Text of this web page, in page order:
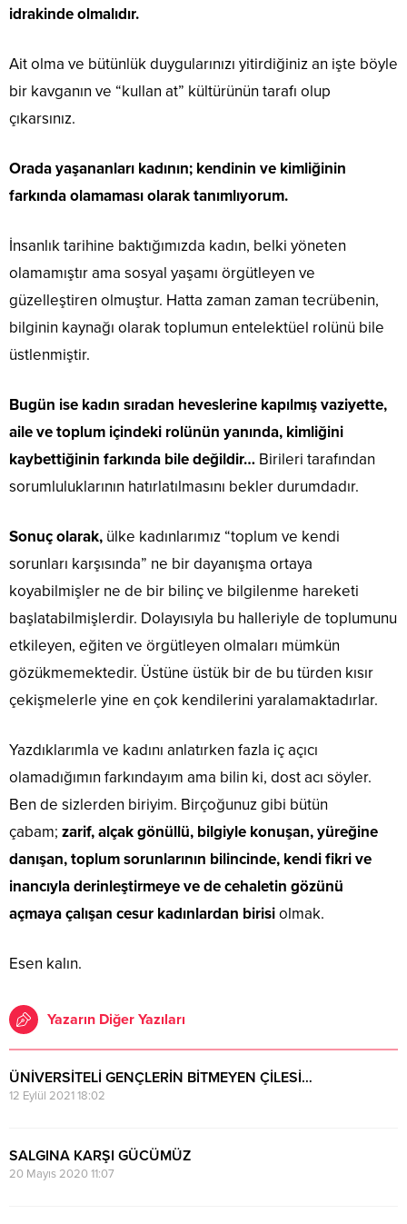
idrakinde olmalıdır.
Ait olma ve bütünlük duygularınızı yitirdiğiniz an işte böyle
bir kavganın ve “kullan at” kültürünün tarafı olup
çıkarsınız.
Orada yaşananları kadının; kendinin ve kimliğinin
farkında olamaması olarak tanımlıyorum.
İnsanlık tarihine baktığımızda kadın, belki yöneten
olamamıştır ama sosyal yaşamı örgütleyen ve
güzelleştiren olmuştur. Hatta zaman zaman tecrübenin,
bilginin kaynağı olarak toplumun entelektüel rolünü bile
üstlenmiştir.
Bugün ise kadın sıradan heveslerine kapılmış vaziyette,
aile ve toplum içindeki rolünün yanında, kimliğini
kaybettiğinin farkında bile değildir… Birileri tarafından
sorumluluklarının hatırlatılmasını bekler durumdadır.
Sonuç olarak, ülke kadınlarımız “toplum ve kendi
sorunları karşısında” ne bir dayanışma ortaya
koyabilmişler ne de bir bilinç ve bilgilenme hareketi
başlatabilmişlerdir. Dolayısıyla bu halleriyle de toplumunu
etkileyen, eğiten ve örgütleyen olmaları mümkün
gözükmemektedir. Üstüne üstük bir de bu türden kısır
çekişmelerle yine en çok kendilerini yaralamaktadırlar.
Yazdıklarımla ve kadını anlatırken fazla iç açıcı
olamadığımın farkındayım ama bilin ki, dost acı söyler.
Ben de sizlerden biriyim. Birçoğunuz gibi bütün
çabam; zarif, alçak gönüllü, bilgiyle konuşan, yüreğine
danışan, toplum sorunlarının bilincinde, kendi fikri ve
inancıyla derinleştirmeye ve de cehaletin gözünü
açmaya çalışan cesur kadınlardan birisiolmak.
Esen kalın.
Yazarın Diğer Yazıları
ÜNİVERSİTELİ GENÇLERİN BİTMEYEN ÇİLESİ…
12 Eylül 2021 18:02
SALGINA KARŞI GÜCÜMÜZ
20 Mayıs 2020 11:07